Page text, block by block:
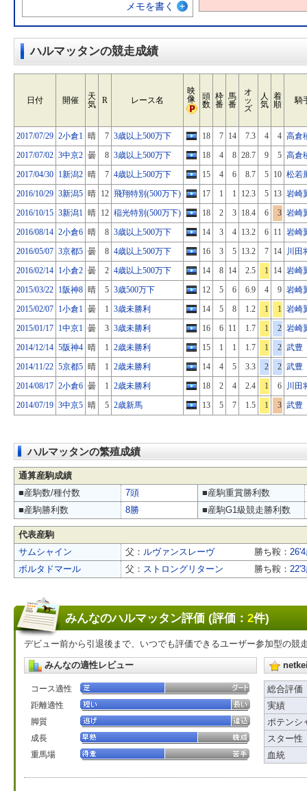
メモを書く
ハルマッタンの競走成績
日付 開催
天
気
R レース名
映
像
頭
数
枠
番
馬
番
オ
ッ
ズ
人
気
着
順
騎
2017/07/29 2小倉1 晴 7 3歳以上500万下 18 7 14 7.3 4 4 高倉
2017/07/02 3中京2 曇 8 3歳以上500万下 18 4 8 28.7 9 5 高倉
2017/04/30 1新潟2 晴 7 4歳以上500万下 15 4 6 8.7 5 10 松若
2016/10/29 3新潟5 晴 12 飛翔特別(500万下) 17 1 1 12.3 5 13 岩崎
2016/10/15 3新潟1 晴 12 稲光特別(500万下) 18 2 3 18.4 6 3 岩崎
2016/08/14 2小倉6 晴 8 3歳以上500万下 14 3 4 13.2 6 11 岩崎
2016/05/07 3京都5 曇 8 4歳以上500万下 16 3 5 13.2 7 14
川田
2016/02/14 1小倉2 曇 2 4歳以上500万下 14 8 14 2.5 1 14 岩崎
2015/03/22 1阪神8 晴 5 3歳500万下 12 5 6 6.9 4 9 岩崎
2015/02/07 1小倉1 曇 1 3歳未勝利 14 5 8 1.2 1 1 岩崎
2015/01/17 1中京1 曇 3 3歳未勝利 16 6 11 1.7 1 2 岩崎
2014/12/14 5阪神4 晴 1 2歳未勝利 15 1 1 1.7 1 2 武豊
2014/11/22 5京都5 晴 1 2歳未勝利 14 4 5 3.3 2 2 武豊
2014/08/17 2小倉6 曇 1 2歳未勝利 18 2 4 2.4 1 6
川田
2014/07/19 3中京5 晴 5 2歳新馬 13 5 7 1.5 1 3 武豊
ハルマッタンの繁殖成績
通算産駒成績
■産駒数/種付数
7頭
■産駒重賞勝利数
■産駒勝利数
8勝 ■産駒G1級競走勝利数
代表産駒
サムシャイン
父： ルヴァンスレーヴ 勝ち鞍：
ボルタドマール
父： ストロングリターン 勝ち鞍：
みんなのハルマッタン評価 (評価： 2件)
デビュー前から引退後まで、いつでも評価できるユーザー参加型の競
みんなの適性レビュー
コース適性
距離適性
脚質
成長
重馬場
総合評価
実績
ポテンシ
スター性
血統